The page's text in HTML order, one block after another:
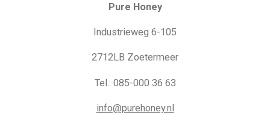
Pure Honey
Industrieweg 6-105
2712LB Zoetermeer
Tel.: 085-000 36 63
info@purehoney.nl